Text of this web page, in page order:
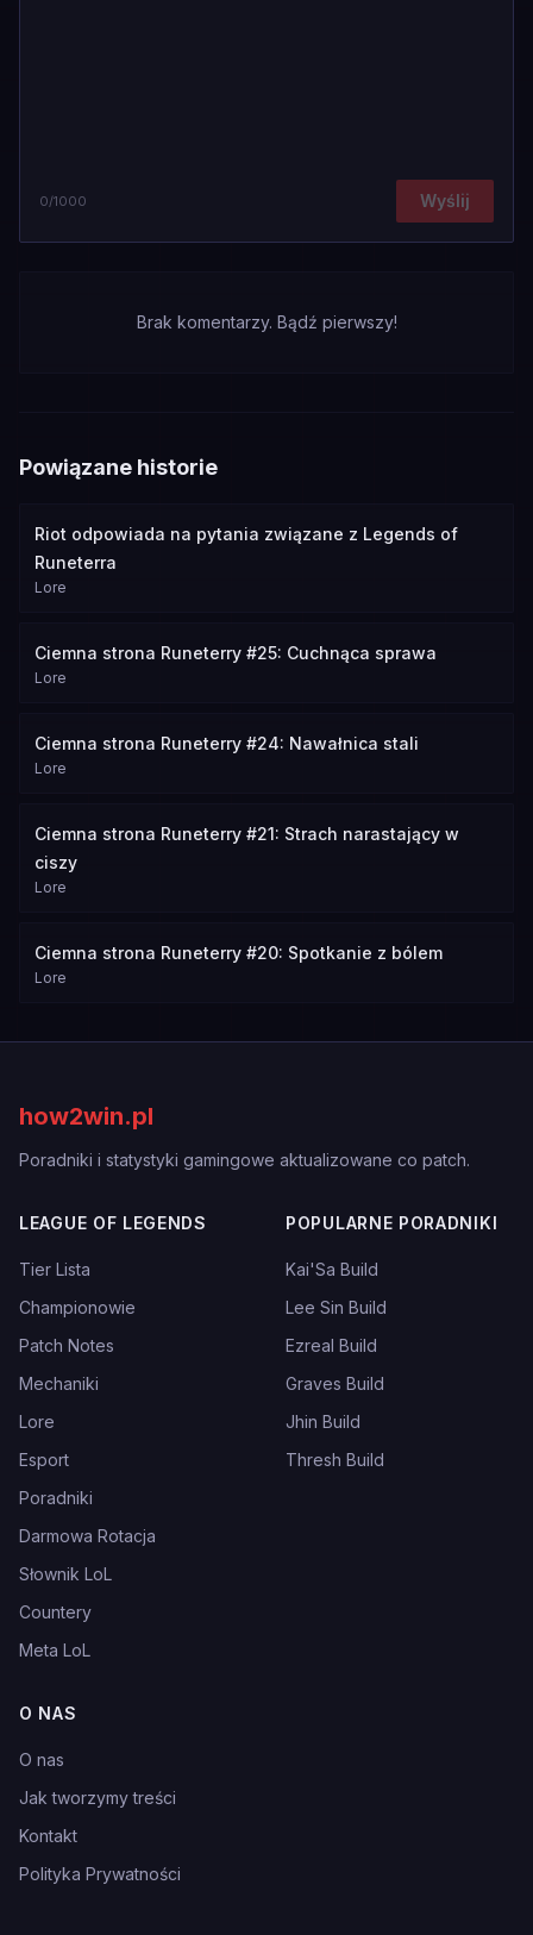
0/1000 Wyślij
Brak komentarzy. Bądź pierwszy!
Powiązane historie
Riot odpowiada na pytania związane z Legends of
Runeterra
Lore
Ciemna strona Runeterry #25: Cuchnąca sprawa
Lore
Ciemna strona Runeterry #24: Nawałnica stali
Lore
Ciemna strona Runeterry #21: Strach narastający w
ciszy
Lore
Ciemna strona Runeterry #20: Spotkanie z bólem
Lore
how2win.pl
Poradniki i statystyki gamingowe aktualizowane co patch.
LEAGUE OF LEGENDS
Tier Lista
Championowie
Patch Notes
Mechaniki
Lore
Esport
Poradniki
Darmowa Rotacja
Słownik LoL
Countery
Meta LoL
POPULARNE PORADNIKI
Kai'Sa Build
Lee Sin Build
Ezreal Build
Graves Build
Jhin Build
Thresh Build
O NAS
O nas
Jak tworzymy treści
Kontakt
Polityka Prywatności